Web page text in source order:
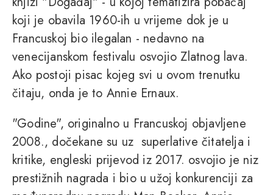
koji je obavila 1960-ih u vrijeme dok je u
Francuskoj bio ilegalan - nedavno na
venecijanskom festivalu osvojio Zlatnog lava.
Ako postoji pisac kojeg svi u ovom trenutku
čitaju, onda je to Annie Ernaux.
"Godine", originalno u Francuskoj objavljene
2008., dočekane su uz superlative čitatelja i
kritike, engleski prijevod iz 2017. osvojio je niz
prestižnih nagrada i bio u užoj konkurenciji za